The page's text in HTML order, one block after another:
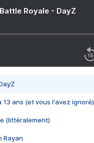
Royale - DayZ
13 ans (et vous l'avez ignoré)
(littéralement)
Rayan